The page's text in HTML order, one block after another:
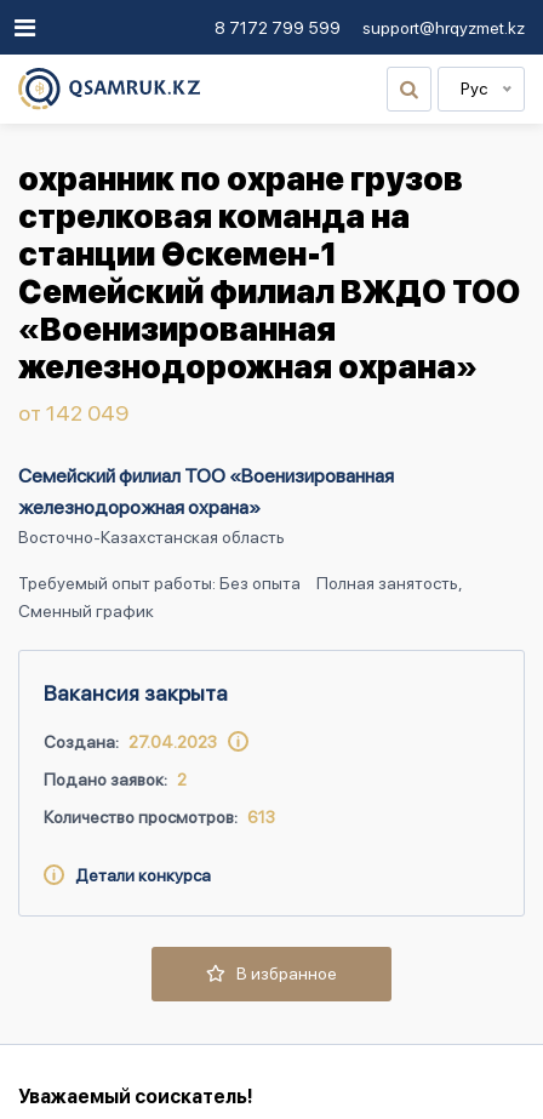
8 7172 799 599 support@hrqyzmet.kz
Рус
охранник по охране грузов
стрелковая команда на
станции Өскемен-1
Семейский филиал ВЖДО ТОО
«Военизированная
железнодорожная охрана»
от 142 049
Семейский филиал ТОО «Военизированная
железнодорожная охрана»
Восточно-Казахстанская область
Требуемый опыт работы: Без опыта
Полная занятость,
Сменный график
Вакансия закрыта
Создана: 27.04.2023
Подано заявок: 2
Количество просмотров: 613
Детали конкурса
В избранное
Уважаемый соискатель!